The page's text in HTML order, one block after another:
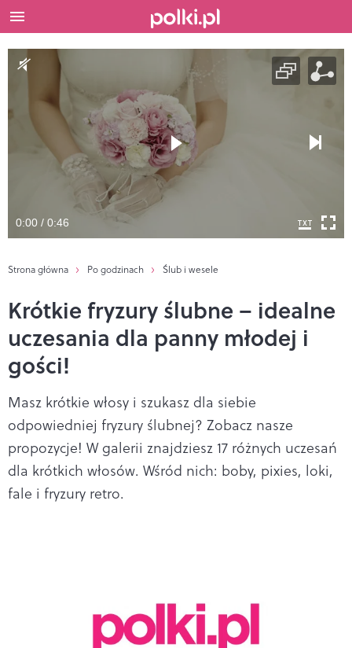
0:00 / 0:46
Strona główna Po godzinach Ślub i wesele
Krótkie fryzury ślubne – idealne
uczesania dla panny młodej i
gości!
Masz krótkie włosy i szukasz dla siebie
odpowiedniej fryzury ślubnej? Zobacz nasze
propozycje! W galerii znajdziesz 17 różnych uczesań
dla krótkich włosów. Wśród nich: boby, pixies, loki,
fale i fryzury retro.